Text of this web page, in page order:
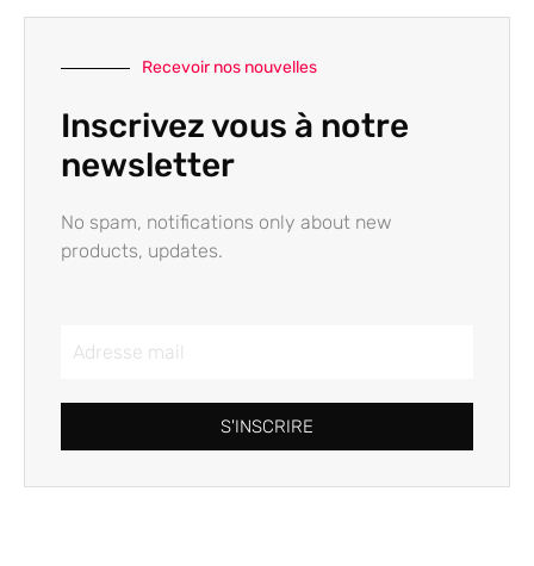
Recevoir nos nouvelles
Inscrivez vous à notre
newsletter
No spam, notifications only about new
products, updates.
S'INSCRIRE